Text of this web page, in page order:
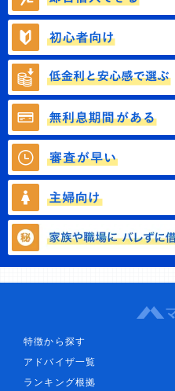
特徴から探す
アドバイザ一覧
ランキング根拠